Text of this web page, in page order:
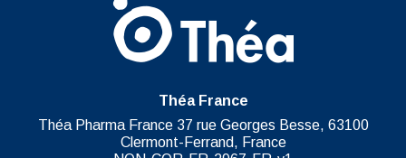
Théa France
Théa Pharma France 37 rue Georges Besse, 63100
Clermont-Ferrand, France